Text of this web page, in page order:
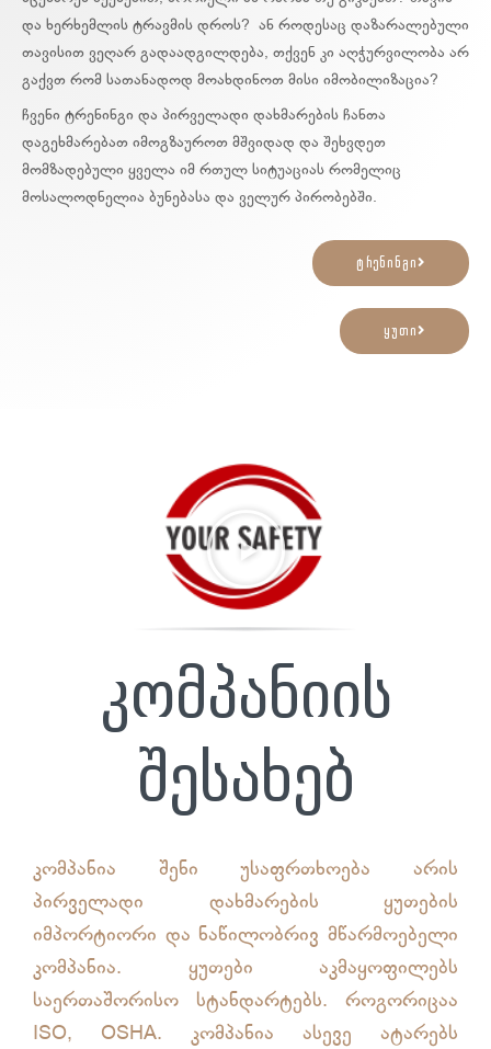
და ხერხემლის ტრავმის დროს? ან როდესაც დაზარალებული
თავისით ვეღარ გადაადგილდება, თქვენ კი აღჭურვილობა არ
გაქვთ რომ სათანადოდ მოახდინოთ მისი იმობილიზაცია?
ჩვენი ტრენინგი და პირველადი დახმარების ჩანთა
დაგეხმარებათ იმოგზაუროთ მშვიდად და შეხვდეთ
მომზადებული ყველა იმ რთულ სიტუაციას რომელიც
მოსალოდნელია ბუნებასა და ველურ პირობებში.
ტრენინგი
ყუთი
კომპანიის
შესახებ
კომპანია შენი უსაფრთხოება არის
პირველადი დახმარების ყუთების
იმპორტიორი და ნაწილობრივ მწარმოებელი
კომპანია. ყუთები აკმაყოფილებს
საერთაშორისო სტანდარტებს. როგორიცაა
ISO, OSHA. კომპანია ასევე ატარებს